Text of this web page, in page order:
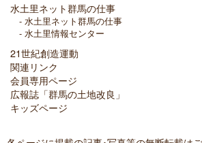
水土里ネット群馬の仕事
水土里ネット群馬の仕事
水土里情報センター
21世紀創造運動
関連リンク
会員専用ページ
広報誌「群馬の土地改良」
キッズページ